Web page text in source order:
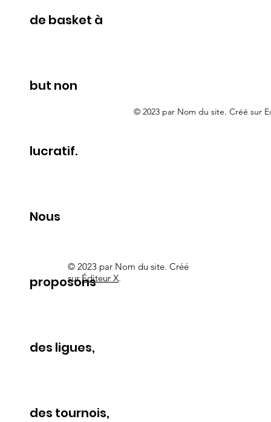
de basket à
but non
lucratif.
Nous
proposons
des ligues,
des tournois,
© 2023 par Nom du site. Créé sur
© 2023 par Nom du site. Créé
surÉditeur X.